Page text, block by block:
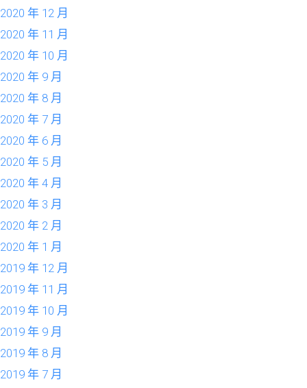
2020 年 12 月
2020 年 11 月
2020 年 10 月
2020 年 9 月
2020 年 8 月
2020 年 7 月
2020 年 6 月
2020 年 5 月
2020 年 4 月
2020 年 3 月
2020 年 2 月
2020 年 1 月
2019 年 12 月
2019 年 11 月
2019 年 10 月
2019 年 9 月
2019 年 8 月
2019 年 7 月